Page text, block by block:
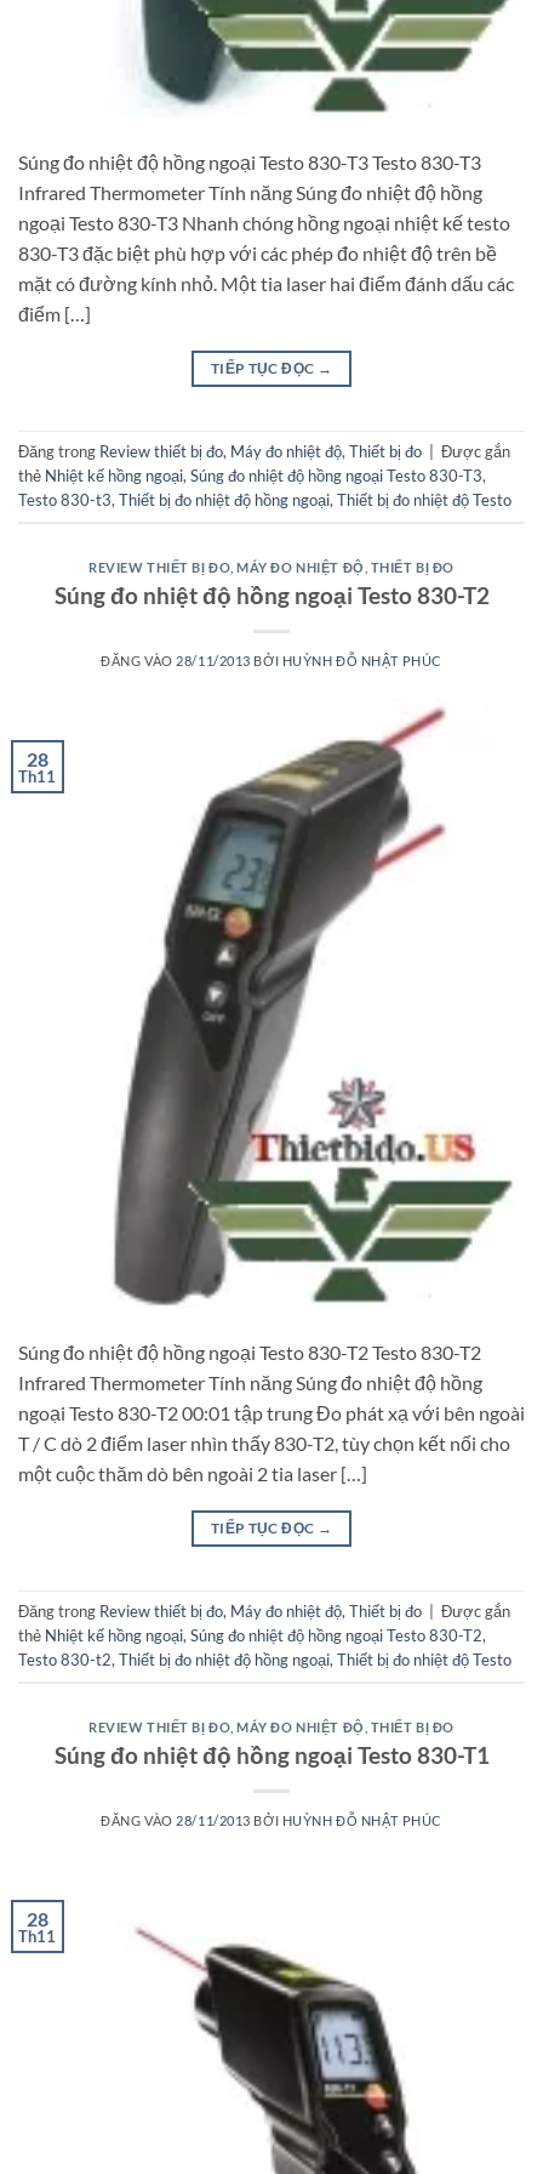
Súng đo nhiệt độ hồng ngoại Testo 830-T3 Testo 830-T3
Infrared Thermometer Tính năng Súng đo nhiệt độ hồng
ngoại Testo 830-T3 Nhanh chóng hồng ngoại nhiệt kế testo
830-T3 đặc biệt phù hợp với các phép đo nhiệt độ trên bề
mặt có đường kính nhỏ. Một tia laser hai điểm đánh dấu các
điểm […]
TIẾP TỤC ĐỌC →
Đăng trong Review thiết bị đo, Máy đo nhiệt độ,Thiết bị đo
Được gắn
thẻ Nhiệt kế hồng ngoại,Súng đo nhiệt độ hồng ngoại Testo 830-T3,
Testo 830-t3,Thiết bị đo nhiệt độ hồng ngoại,Thiết bị đo nhiệt độ Testo
REVIEW THIẾT BỊ ĐO ,MÁY ĐO NHIỆT ĐỘ THIẾT BỊ ĐO
Súng đo nhiệt độ hồng ngoại Testo 830-T2
ĐĂNG VÀO 28/11/2013 BỞI HUỲNH ĐỖ NHẬT PHÚC
28
Th11
Súng đo nhiệt độ hồng ngoại Testo 830-T2 Testo 830-T2
Infrared Thermometer Tính năng Súng đo nhiệt độ hồng
ngoại Testo 830-T2 00:01 tập trung Đo phát xạ với bên ngoài
T / C dò 2 điểm laser nhìn thấy 830-T2, tùy chọn kết nối cho
một cuộc thăm dò bên ngoài 2 tia laser […]
TIẾP TỤC ĐỌC →
Đăng trong Review thiết bị đo, Máy đo nhiệt độ,Thiết bị đo
Được gắn
thẻ Nhiệt kế hồng ngoại,Súng đo nhiệt độ hồng ngoại Testo 830-T2,
Testo 830-t2,Thiết bị đo nhiệt độ hồng ngoại,Thiết bị đo nhiệt độ Testo
REVIEW THIẾT BỊ ĐO ,MÁY ĐO NHIỆT ĐỘ THIẾT BỊ ĐO
Súng đo nhiệt độ hồng ngoại Testo 830-T1
ĐĂNG VÀO 28/11/2013 BỞI HUỲNH ĐỖ NHẬT PHÚC
28
Th11